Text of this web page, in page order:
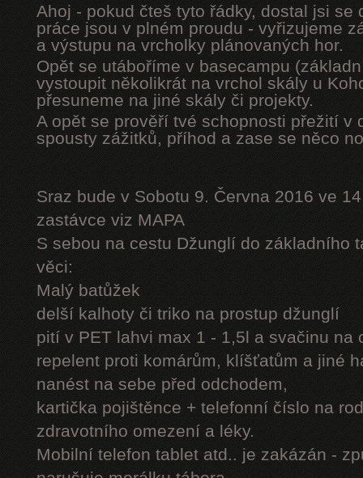
Ahoj - pokud čteš tyto řádky, dostal jsi se
práce jsou v plném proudu - vyřizujeme
a výstupu na vrcholky plánovaných hor.
Opět se utáboříme v basecampu
vystoupit několikrát na vrchol skály u
přesuneme na jiné skály či projekty.
A opět se prověří tvé schopnosti přežití v
spousty zážitků, příhod a zase se něco
Sraz bude v Sobotu 9. Června 2016 ve
zastávce viz MAPA
S sebou na cestu Džunglí do základního
věci:
Malý batůžek
delší kalhoty či triko na prostup džunglí
pití v PET lahvi max 1 - 1,5l a svačinu na
repelent proti komárům, klíšťatům a jiné
nanést na sebe před odchodem,
kartička pojištěnce + telefonní číslo na
zdravotního omezení a léky.
Mobilní telefon tablet atd.. je zakázán -